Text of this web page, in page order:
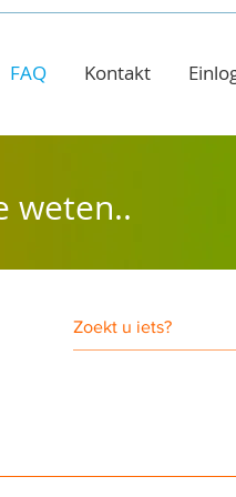
FAQ Kontakt
weten..
te maken van